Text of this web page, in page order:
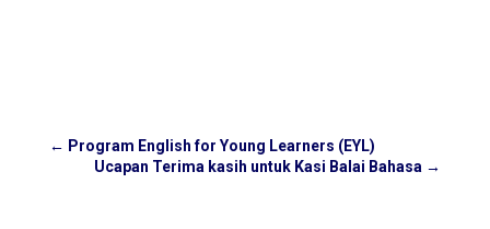
← Program English for Young Learners (EYL)
Ucapan Terima kasih untuk Kasi Balai Bahasa →